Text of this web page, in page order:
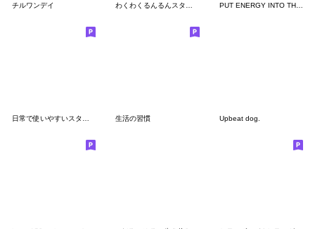
チルワンデイ PUT ENERGY INTO THE WEEKENDS.
生活の習慣 Upbeat dog.